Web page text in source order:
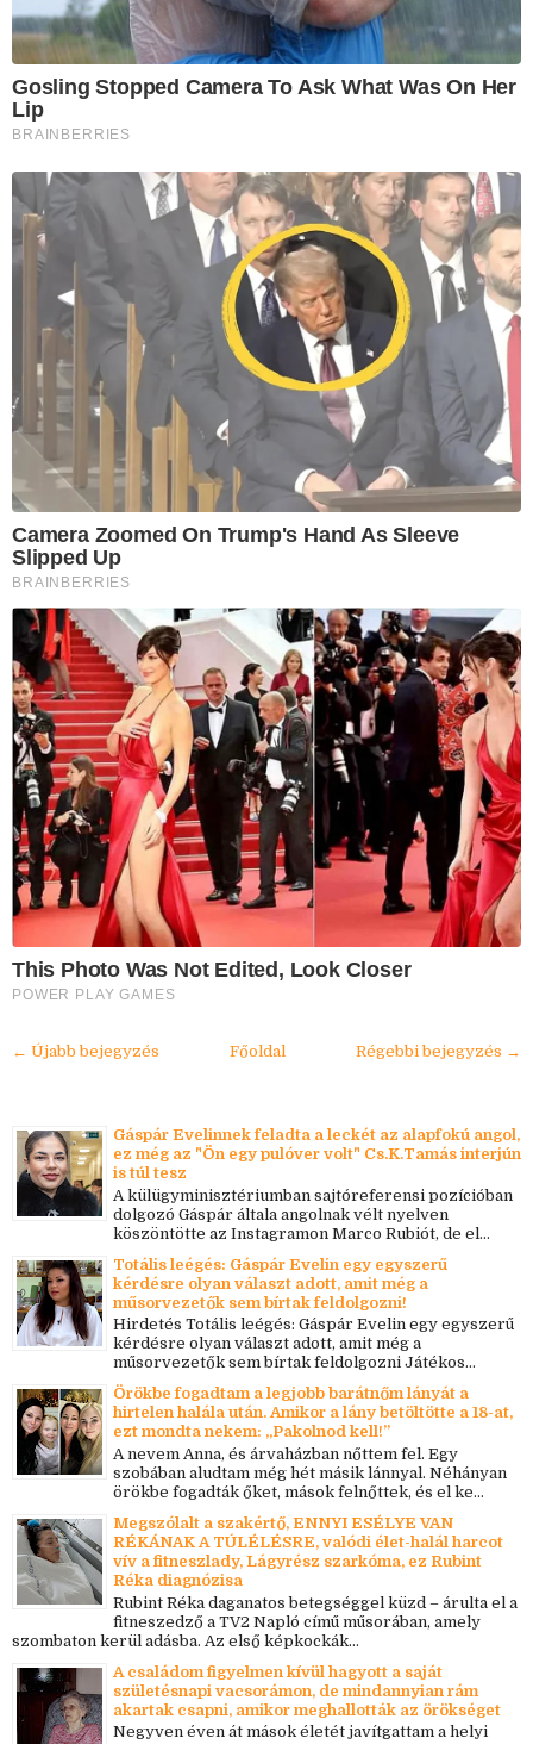
Gosling Stopped Camera To Ask What Was On Her
Lip
BRAINBERRIES
Camera Zoomed On Trump's Hand As Sleeve
Slipped Up
BRAINBERRIES
This Photo Was Not Edited, Look Closer
POWER PLAY GAMES
← Újabb bejegyzés Régebbi bejegyzés →
Főoldal
Gáspár Evelinnek feladta a leckét az alapfokú angol,
ez még az "Ön egy pulóver volt" Cs.K.Tamás interjún
is túl tesz
A külügyminisztériumban sajtóreferensi pozícióban
dolgozó Gáspár általa angolnak vélt nyelven
köszöntötte az Instagramon Marco Rubiót, de el...
Totális leégés: Gáspár Evelin egy egyszerű
kérdésre olyan választ adott, amit még a
műsorvezetők sem bírtak feldolgozni!
Hirdetés Totális leégés: Gáspár Evelin egy egyszerű
kérdésre olyan választ adott, amit még a
műsorvezetők sem bírtak feldolgozni Játékos...
Örökbe fogadtam a legjobb barátnőm lányát a
hirtelen halála után. Amikor a lány betöltötte a 18-at,
ezt mondta nekem: „Pakolnod kell!”
A nevem Anna, és árvaházban nőttem fel. Egy
szobában aludtam még hét másik lánnyal. Néhányan
örökbe fogadták őket, mások felnőttek, és el ke...
Megszólalt a szakértő, ENNYI ESÉLYE VAN
RÉKÁNAK A TÚLÉLÉSRE, valódi élet-halál harcot
vív a fitneszlady, Lágyrész szarkóma, ez Rubint
Réka diagnózisa
Rubint Réka daganatos betegséggel küzd – árulta el a
fitneszedző a TV2 Napló című műsorában, amely
szombaton kerül adásba. Az első képkockák...
A családom figyelmen kívül hagyott a saját
születésnapi vacsorámon, de mindannyian rám
akartak csapni, amikor meghallották az örökséget
Negyven éven át mások életét javítgattam a helyi